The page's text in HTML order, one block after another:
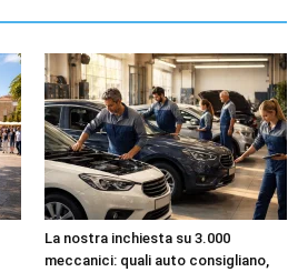
La nostra inchiesta su 3.000
meccanici: quali auto consigliano,